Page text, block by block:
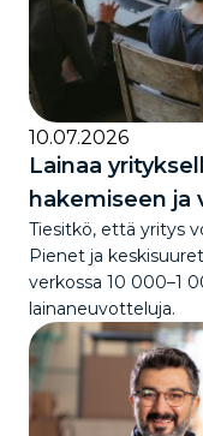
10.07.2026
Lainaa
hakemiseen ja
Tiesitkö, että yritys
Pienet ja
verkossa 10 000–1
lainaneuvotteluja.